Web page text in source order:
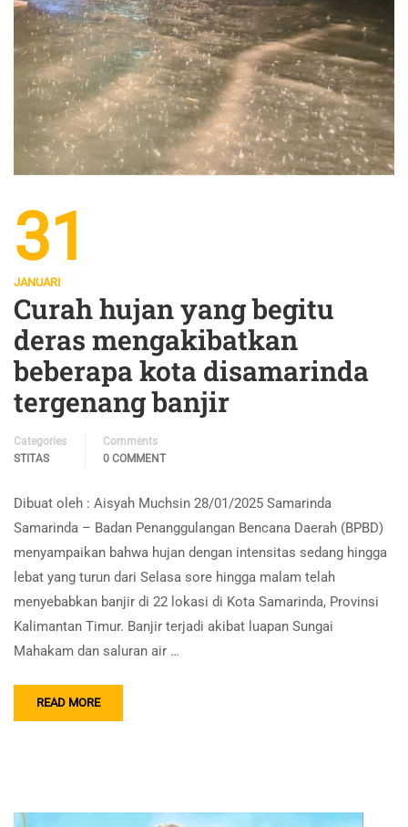
31
JANUARI
Curah hujan yang begitu
deras mengakibatkan
beberapa kota disamarinda
tergenang banjir
Categories
STITAS
Comments
0 COMMENT
Dibuat oleh : Aisyah Muchsin 28/01/2025 Samarinda
Samarinda – Badan Penanggulangan Bencana Daerah (BPBD)
menyampaikan bahwa hujan dengan intensitas sedang hingga
lebat yang turun dari Selasa sore hingga malam telah
menyebabkan banjir di 22 lokasi di Kota Samarinda, Provinsi
Kalimantan Timur. Banjir terjadi akibat luapan Sungai
Mahakam dan saluran air …
READ MORE